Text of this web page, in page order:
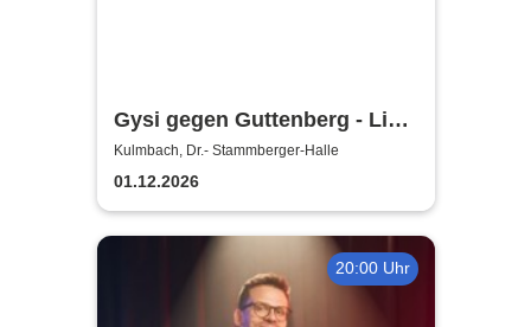
Gysi gegen Guttenberg - Live
2026
Kulmbach, Dr.- Stammberger-Halle
01.12.2026
20:00 Uhr